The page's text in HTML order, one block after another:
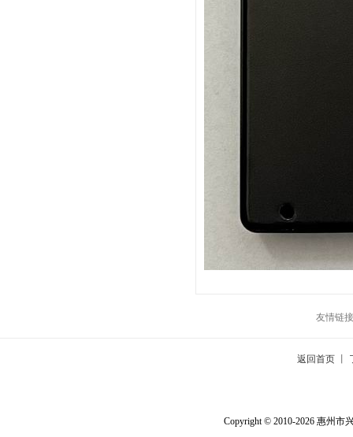
友情链
返回首页
Copyright © 2010-2026惠州市